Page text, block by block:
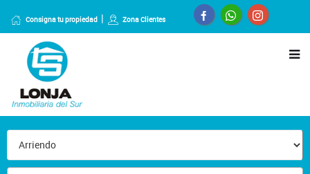
Consigna tu propiedad Zona Clientes